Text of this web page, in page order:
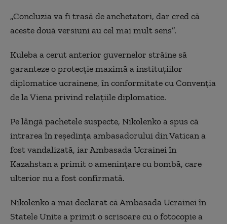
„Concluzia va fi trasă de anchetatori, dar cred că
aceste două versiuni au cel mai mult sens”.
Kuleba a cerut anterior guvernelor străine să
garanteze o protecție maximă a instituțiilor
diplomatice ucrainene, în conformitate cu Convenția
de la Viena privind relațiile diplomatice.
Pe lângă pachetele suspecte, Nikolenko a spus că
intrarea în reședința ambasadorului din Vatican a
fost vandalizată, iar Ambasada Ucrainei în
Kazahstan a primit o amenințare cu bombă, care
ulterior nu a fost confirmată.
Nikolenko a mai declarat că Ambasada Ucrainei în
Statele Unite a primit o scrisoare cu o fotocopie a